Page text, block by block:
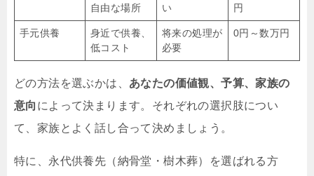
自由な場所
い
円
手元供養
身近で供養、
低コスト
将来の処理が
必要
0円～数万円
どの方法を選ぶかは、 あなたの価値観、予算、家族の
意向 によって決まります。それぞれの選択肢につい
て、家族とよく話し合って決めましょう。
特に、永代供養先（納骨堂・樹木葬）を選ばれる方